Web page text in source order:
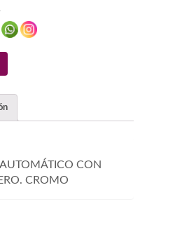
CON
CROMO